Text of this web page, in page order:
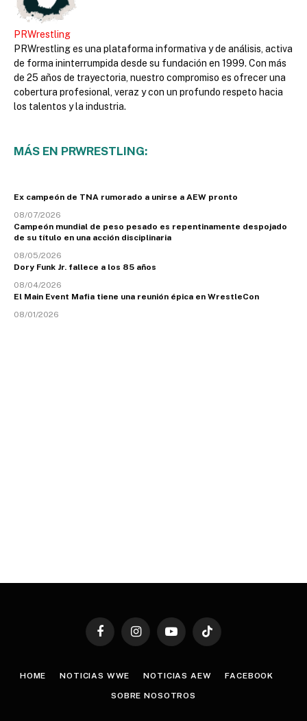
PRWrestling
PRWrestling es una plataforma informativa y de análisis, activa
de forma ininterrumpida desde su fundación en 1999. Con más
de 25 años de trayectoria, nuestro compromiso es ofrecer una
cobertura profesional, veraz y con un profundo respeto hacia
los talentos y la industria.
MÁS EN PRWRESTLING:
Ex campeón de TNA rumorado a unirse a AEW pronto
08/07/2026
Campeón mundial de peso pesado es repentinamente despojado
de su título en una acción disciplinaria
08/05/2026
Dory Funk Jr. fallece a los 85 años
08/04/2026
El Main Event Mafia tiene una reunión épica en WrestleCon
08/01/2026
FacebookInstagramYouTubeTikTok
HOME NOTICIAS WWE NOTICIAS AEW FACEBOOK
SOBRE NOSOTROS